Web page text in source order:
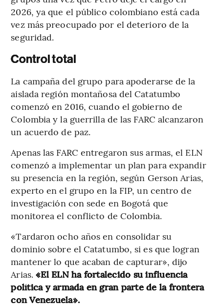
2026, ya que el público colombiano está cada
vez más preocupado por el deterioro de la
seguridad.
Control total
La campaña del grupo para apoderarse de la
aislada región montañosa del Catatumbo
comenzó en 2016, cuando el gobierno de
Colombia y la guerrilla de las FARC alcanzaron
un acuerdo de paz.
Apenas las FARC entregaron sus armas, el ELN
comenzó a implementar un plan para expandir
su presencia en la región, según Gerson Arias,
experto en el grupo en la FIP, un centro de
investigación con sede en Bogotá que
monitorea el conflicto de Colombia.
«Tardaron ocho años en consolidar su
dominio sobre el Catatumbo, si es que logran
mantener lo que acaban de capturar», dijo
Arias.«El ELN ha fortalecido su influencia
política y armada en gran parte de la frontera
con Venezuela».